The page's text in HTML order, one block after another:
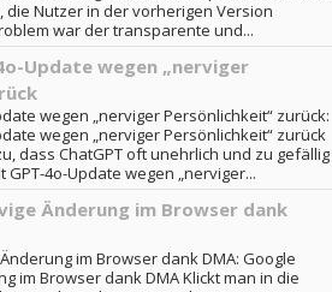
die Nutzer in der vorherigen Version
war der transparente und...
Update wegen „nerviger
wegen „nerviger Persönlichkeit“ zurück:
wegen „nerviger Persönlichkeit“ zurück
dass ChatGPT oft unehrlich und zu gefällig
GPT-4o-Update wegen „nerviger...
Änderung im Browser dank
im Browser dank DMA: Google
im Browser dank DMA Klickt man in die